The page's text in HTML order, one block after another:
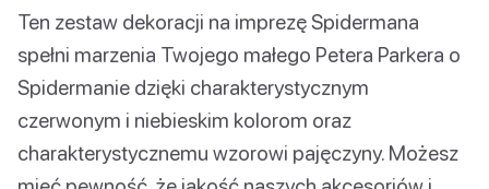
Ten zestaw dekoracji na imprezę Spidermana
spełni marzenia Twojego małego Petera Parkera o
Spidermanie dzięki charakterystycznym
czerwonym i niebieskim kolorom oraz
charakterystycznemu wzorowi pajęczyny. Możesz